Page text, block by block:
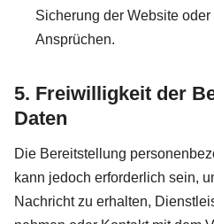
Sicherung der Website
Ansprüchen.
5. Freiwilligkeit der
Daten
Die Bereitstellung
kann jedoch erforderlich sein,
Nachricht zu erhalten,